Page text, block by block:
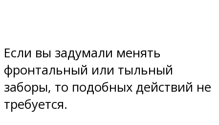
Если вы задумали менять
фронтальный или тыльный
заборы, то подобных действий не
требуется.